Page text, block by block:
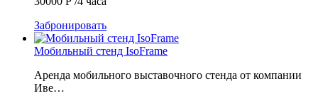
Забронировать
Мобильный стенд IsoFrame
Аренда мобильного выставочного стенда от компании
Иве…